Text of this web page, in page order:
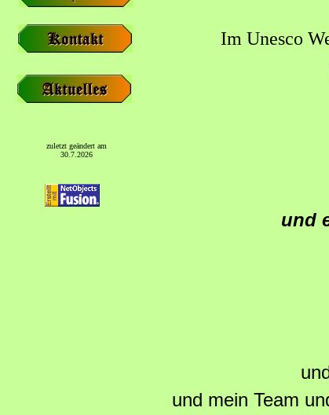
und
zuletzt geändert am
30.7.2026
Im Unesco
und mein Team